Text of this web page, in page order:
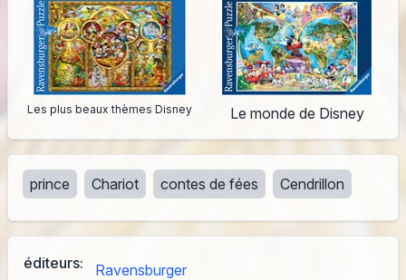
éditeurs: Ravensburger
Les plus beaux thèmes Disney Le monde de Disney
prince Chariot contes de fées Cendrillon